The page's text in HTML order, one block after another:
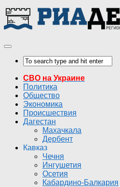
СВО на Украине
Политика
Общество
Экономика
Происшествия
Дагестан
Махачкала
Дербент
Кавказ
Чечня
Ингушетия
Осетия
Кабардино-Балкария